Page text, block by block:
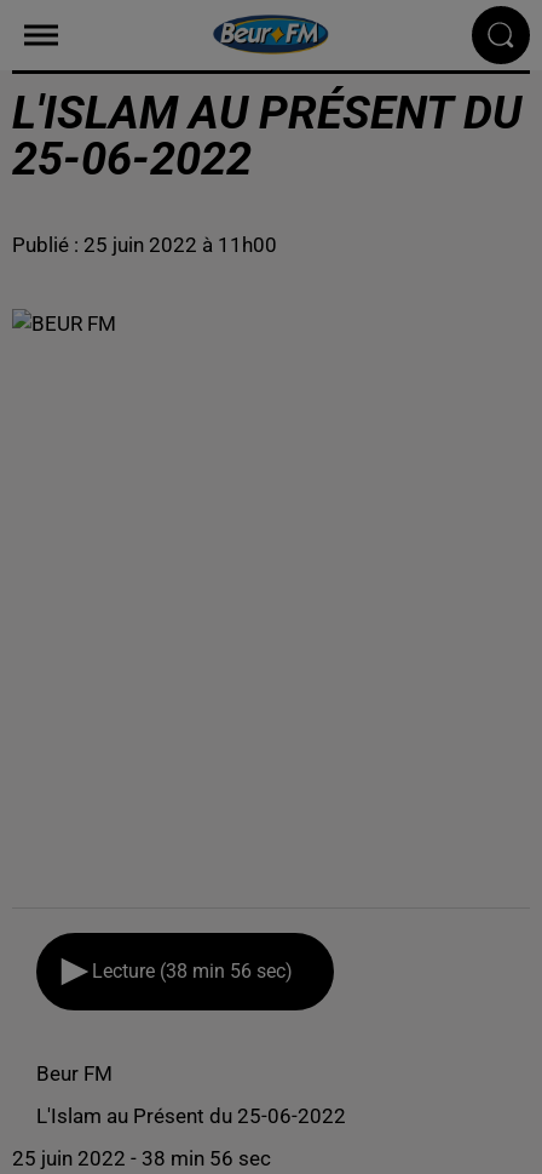
L'ISLAM AU PRÉSENT DU
25-06-2022
Publié : 25 juin 2022 à 11h00
Lecture (38 min 56 sec)
Beur FM
L'Islam au Présent du 25-06-2022
25 juin 2022 - 38 min 56 sec